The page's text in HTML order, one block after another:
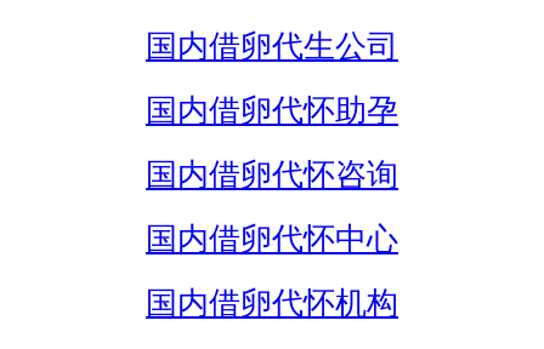
国内借卵代生公司
国内借卵代怀助孕
国内借卵代怀咨询
国内借卵代怀中心
国内借卵代怀机构